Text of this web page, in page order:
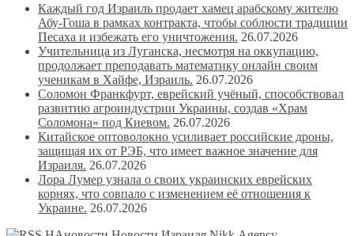
Каждый год Израиль продает хамец арабскому жителю
Абу-Гоша в рамках контракта, чтобы соблюсти традиции
Песаха и избежать его уничтожения. 26.07.2026
Учительница из Луганска, несмотря на оккупацию,
продолжает преподавать математику онлайн своим
ученикам в Хайфе, Израиль. 26.07.2026
Соломон Франкфурт, еврейский учёный, способствовал
развитию агроиндустрии Украины, создав «Храм
Соломона» под Киевом. 26.07.2026
Китайское оптоволокно усиливает российские дроны,
защищая их от РЭБ, что имеет важное значение для
Израиля. 26.07.2026
Лора Лумер узнала о своих украинских еврейских
корнях, что совпало с изменением её отношения к
Украине. 26.07.2026